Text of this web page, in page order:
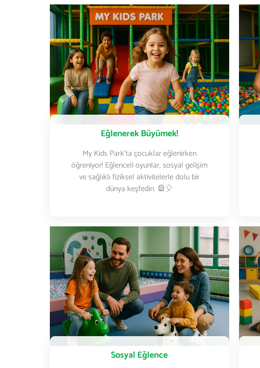
Eğlenerek Büyümek!
My Kids Park’ta çocuklar eğlenirken
öğreniyor! Eğlenceli oyunlar, sosyal gelişim
ve sağlıklı fiziksel aktivitelerle dolu bir
dünya keşfedin. 🎡🎈
Sosyal Eğlence